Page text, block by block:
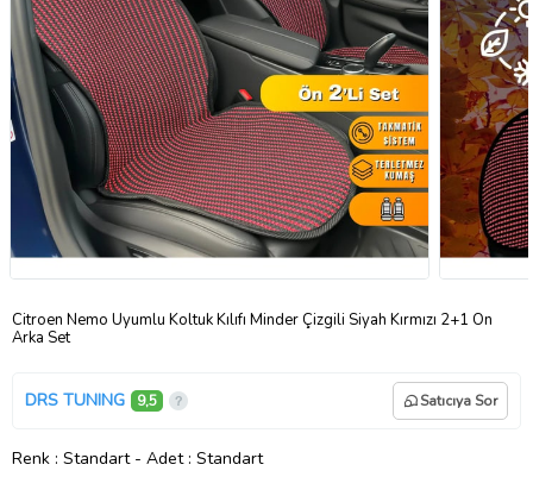
Citroen Nemo Uyumlu Koltuk Kılıfı Minder Çizgili Siyah Kırmızı 2+1 Ön
Arka Set
DRS TUNING 9,5 Satıcıya Sor
Renk : Standart- Adet : Standart